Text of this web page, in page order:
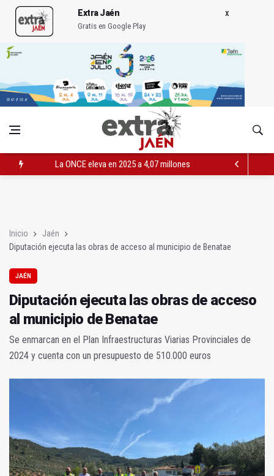
Extra Jaén
Gratis en Google Play
La ONCE eleva en 2025 a 4,07 millones su inversión social en
Inicio
Jaén
Diputación ejecuta las obras de acceso al municipio de Benatae
JAÉN
Diputación ejecuta las obras de acceso
al municipio de Benatae
Se enmarcan en el Plan Infraestructuras Viarias Provinciales de
2024 y cuenta con un presupuesto de 510.000 euros